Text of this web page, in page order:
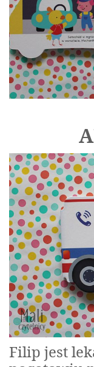
Filip jest